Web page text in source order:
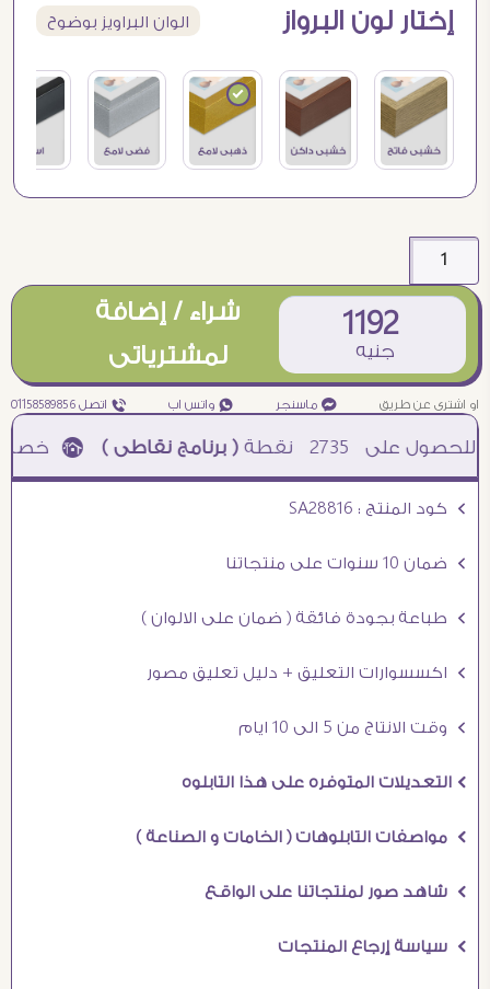
إختار لون البرواز الوان البراويز بوضوح
1192
جنيه
شراء / إضافة
لمشترياتى
او اشترى عن طريق ¥ ماسنجر ₧ واتس اب ƒ اتصل 01158589856
2735 نقطة( برنامج نقاطى )à خصم 5% للعملاء الجدد à شحن مجانى عند الشراء ب 4000 جنيه à
Ö كود المنتج : SA28816
Ö ضمان 10 سنوات على منتجاتنا
Ö طباعة بجودة فائقة ( ضمان على الالوان )
Ö اكسسوارات التعليق + دليل تعليق مصور
Ö وقت الانتاج من 5 الى 10 ايام
Ö التعديلات المتوفره على هذا التابلوه
Ö مواصفات التابلوهات ( الخامات و الصناعة )
Ö شاهد صور لمنتجاتنا على الواقع
Ö سياسة إرجاع المنتجات